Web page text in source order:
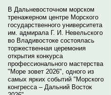
В Дальневосточном морском
тренажерном центре Морского
государственного университета
им. адмирала Г. И. Невельского
во Владивостоке состоялась
торжественная церемония
открытия конкурса
профессионального мастерства
"Море зовет 2026", одного из
самых ярких событий "Морского
конгресса – Дальний Восток